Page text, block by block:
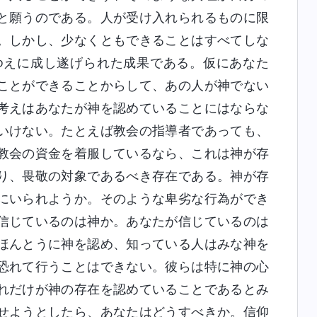
うのである。人が受け入れられるものに限
かし、少なくともできることはすべてしな
に成し遂げられた成果である。仮にあなた
ができることからして、あの人が神でない
はあなたが神を認めていることにはならな
ない。たとえば教会の指導者であっても、
会の資金を着服しているなら、これは神が存
、畏敬の対象であるべき存在である。神が存
られようか。そのような卑劣な行為ができ
ているのは神か。あなたが信じているのは
とうに神を認め、知っている人はみな神を
れて行うことはできない。彼らは特に神の心
けが神の存在を認めていることであるとみ
うとしたら、あなたはどうすべきか。信仰